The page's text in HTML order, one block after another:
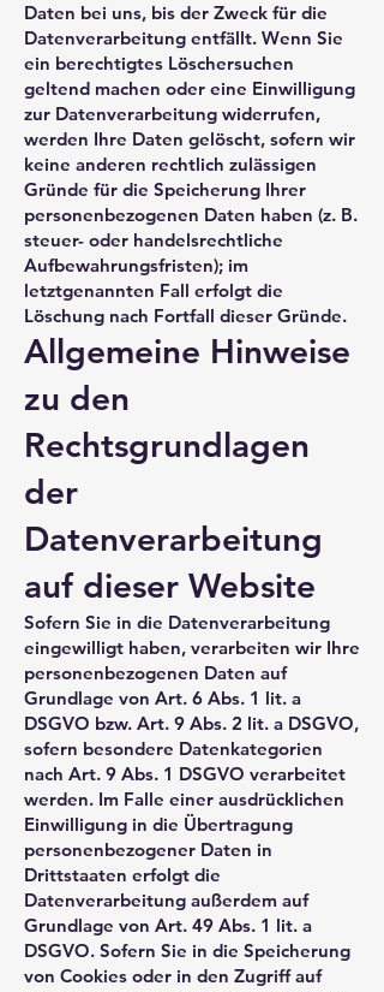
Daten bei uns, bis der Zweck für die
Datenverarbeitung entfällt. Wenn Sie
ein berechtigtes Löschersuchen
geltend machen oder eine Einwilligung
zur Datenverarbeitung widerrufen,
werden Ihre Daten gelöscht, sofern wir
keine anderen rechtlich zulässigen
Gründe für die Speicherung Ihrer
personenbezogenen Daten haben (z. B.
steuer- oder handelsrechtliche
Aufbewahrungsfristen); im
letztgenannten Fall erfolgt die
Löschung nach Fortfall dieser Gründe.
Allgemeine Hinweise
zu den
Rechtsgrundlagen
der
Datenverarbeitung
auf dieser Website
Sofern Sie in die Datenverarbeitung
eingewilligt haben, verarbeiten wir Ihre
personenbezogenen Daten auf
Grundlage von Art. 6 Abs. 1 lit. a
DSGVO bzw. Art. 9 Abs. 2 lit. a DSGVO,
sofern besondere Datenkategorien
nach Art. 9 Abs. 1 DSGVO verarbeitet
werden. Im Falle einer ausdrücklichen
Einwilligung in die Übertragung
personenbezogener Daten in
Drittstaaten erfolgt die
Datenverarbeitung außerdem auf
Grundlage von Art. 49 Abs. 1 lit. a
DSGVO. Sofern Sie in die Speicherung
von Cookies oder in den Zugriff auf